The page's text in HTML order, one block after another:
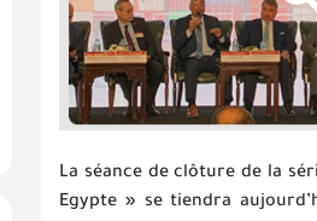
La séance de clôture de la
Egypte » se tiendra